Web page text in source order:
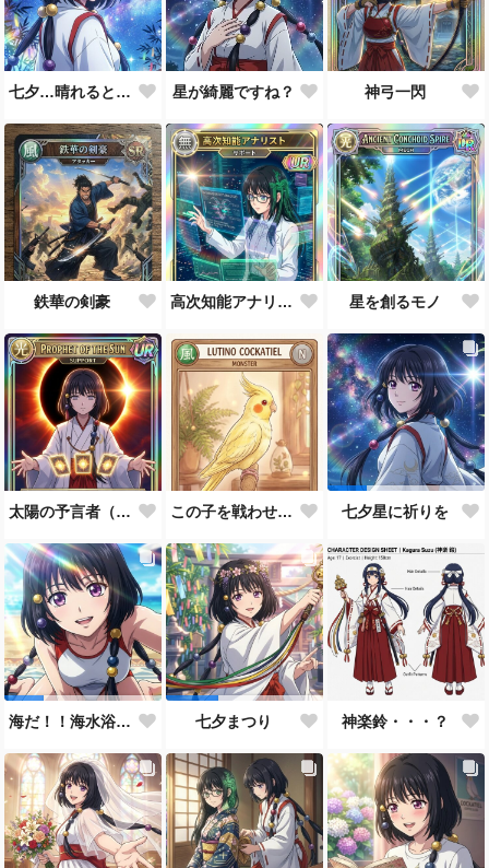
七夕…晴れると良いなぁ。 星が綺麗ですね？ 神弓一閃
鉄華の剣豪 高次知能アナリスト MEI（Mathematical Electronic Intelligenc） 星を創るモノ
太陽の予言者（プロンプト使い方あってるんだろうか？） この子を戦わせるなんて出来ません！！ 七夕星に祈りを
海だ！！海水浴だ！！ 七夕まつり 神楽鈴・・・？